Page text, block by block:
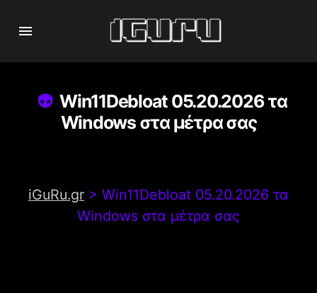
Win11Debloat 05.20.2026 τα
Windows στα μέτρα σας
iGuRu.gr > Win11Debloat 05.20.2026 τα
Windows στα μέτρα σας